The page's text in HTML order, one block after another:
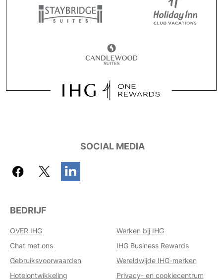
SOCIAL MEDIA
BEDRIJF
OVER IHG
Werken bij IHG
Chat met ons
IHG Business Rewards
Gebruiksvoorwaarden
Wereldwijde IHG-merken
Hotelontwikkeling
Privacy- en cookiecentrum